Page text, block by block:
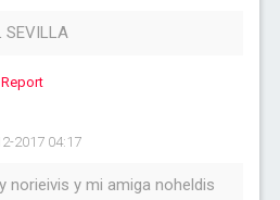
SEVILLA
Report
2017 04:17
norieivis y mi amiga noheldis